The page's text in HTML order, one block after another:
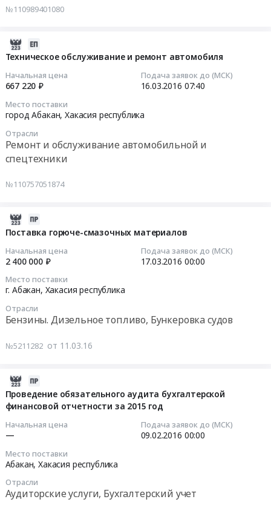
15"
15".
№110989401080
Техническое обслуживание и ремонт автомобиля
Начальная цена
667 220 ₽
Подача заявок до (МСК)
16.03.2016 07:40
Место поставки
город Абакан,Хакасия республика
Отрасли
Ремонт и обслуживание автомобильной и
спецтехники
№110757051874
Поставка горюче-смазочных материалов
Начальная цена
2 400 000 ₽
Подача заявок до (МСК)
17.03.2016 00:00
Место поставки
г. Абакан, Хакасия республика
Отрасли
Бензины. Дизельное топливо, Бункеровка судов
№5211282 от 11.03.16
Проведение обязательного аудита бухгалтерской
финансовой отчетности за 2015 год
Начальная цена
—
Подача заявок до (МСК)
09.02.2016 00:00
Место поставки
Абакан,Хакасия республика
Отрасли
Аудиторские услуги, Бухгалтерский учет